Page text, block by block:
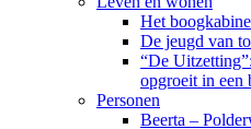
Het
De jeugd van
“De
opgroeit in een
Personen
Beerta –